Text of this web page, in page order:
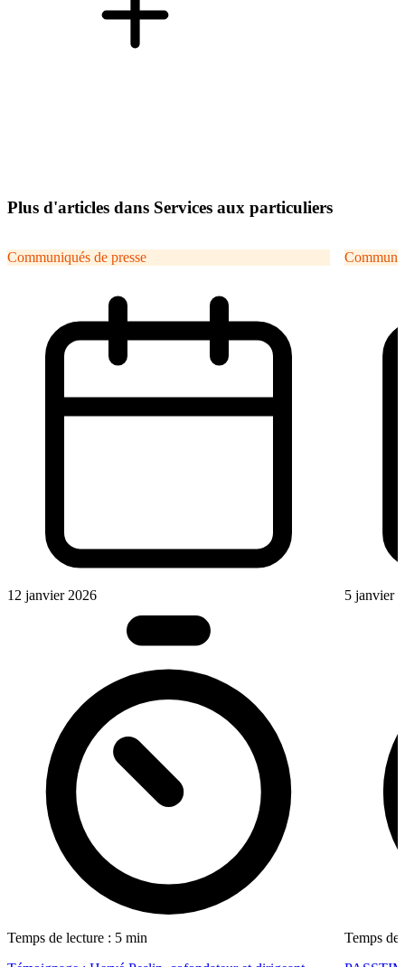
Plus d'articles dans Services aux particuliers
Communiqués de presse
12 janvier 2026
Temps de lecture : 5 min
5 janvier
Temps de